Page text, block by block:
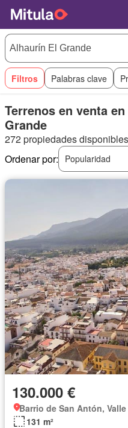
Filtros Palabras clave
Terrenos en venta
Grande
272 propiedades disponibles
Ordenar por:
Popularidad
130.000 €
Barrio de San Antón,
131 m²